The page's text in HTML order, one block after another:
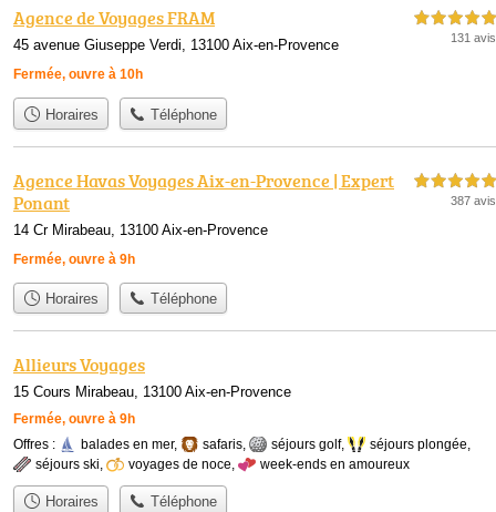
Agence de Voyages FRAM
45 avenue Giuseppe Verdi, 13100 Aix-en-Provence
Fermée, ouvre à 10h
5,0 étoiles sur 5
131 avis
Horaires Téléphone
Agence Havas Voyages Aix-en-Provence | Expert
Ponant
14 Cr Mirabeau, 13100 Aix-en-Provence
Fermée, ouvre à 9h
5,0 étoiles sur 5
387 avis
Horaires Téléphone
Allieurs Voyages
15 Cours Mirabeau, 13100 Aix-en-Provence
Fermée, ouvre à 9h
Offres :
balades en mer, safaris, séjours golf, séjours plongée,
séjours ski, voyages de noce, week-ends en amoureux
Horaires Téléphone